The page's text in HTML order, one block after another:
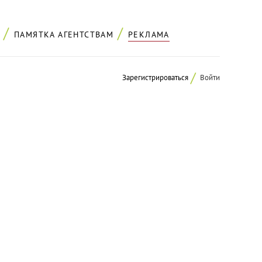
ПАМЯТКА АГЕНТСТВАМ РЕКЛАМА
Зарегистрироваться Войти